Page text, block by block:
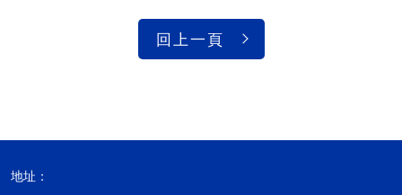
回上一頁
地址：